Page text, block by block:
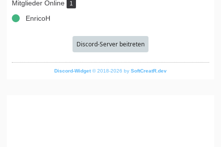
Mitglieder Online 1
EnricoH
Discord-Server beitreten
Discord-Widget© 2018-2026 by SoftCreatR.dev